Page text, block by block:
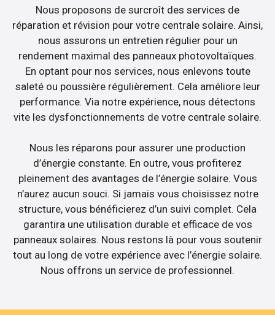
Nous proposons de surcroît des services de
réparation et révision pour votre centrale solaire. Ainsi,
nous assurons un entretien régulier pour un
rendement maximal des panneaux photovoltaïques.
En optant pour nos services, nous enlevons toute
saleté ou poussière régulièrement. Cela améliore leur
performance. Via notre expérience, nous détectons
vite les dysfonctionnements de votre centrale solaire.
Nous les réparons pour assurer une production
d’énergie constante. En outre, vous profiterez
pleinement des avantages de l’énergie solaire. Vous
n’aurez aucun souci. Si jamais vous choisissez notre
structure, vous bénéficierez d’un suivi complet. Cela
garantira une utilisation durable et efficace de vos
panneaux solaires. Nous restons là pour vous soutenir
tout au long de votre expérience avec l’énergie solaire.
Nous offrons un service de professionnel.